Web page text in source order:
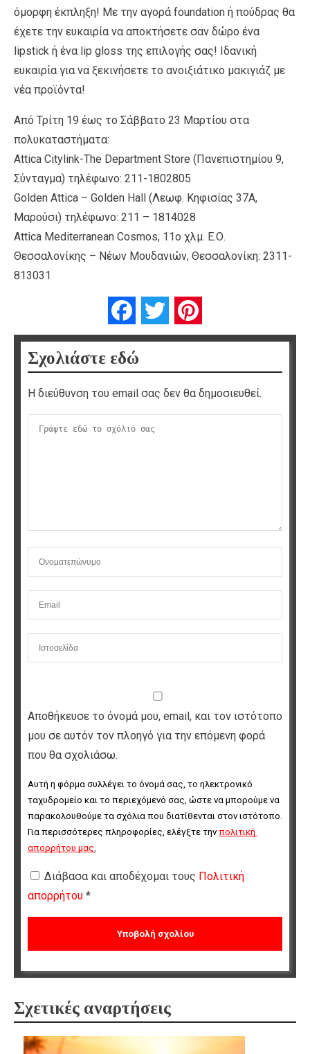
όμορφη έκπληξη! Mε την αγορά foundation ή πούδρας θα
έχετε την ευκαιρία να αποκτήσετε σαν δώρο ένα
lipstick ή ένα lip gloss της επιλογής σας! Ιδανική
ευκαιρία για να ξεκινήσετε το ανοιξιάτικο μακιγιάζ με
νέα προϊόντα!
Από Τρίτη 19 έως το Σάββατο 23 Μαρτίου στα
πολυκαταστήματα:
Attica Citylink-The Department Store (Πανεπιστημίου 9,
Σύνταγμα) τηλέφωνο: 211-1802805
Golden Attica – Golden Hall (Λεωφ. Κηφισίας 37Α,
Μαρούσι) τηλέφωνο: 211 – 1814028
Attica Mediterranean Cosmos, 11ο χλμ. Ε.Ο.
Θεσσαλονίκης – Νέων Μουδανιών, Θεσσαλονίκη: 2311-
813031
FacebookTwitter
Σχολιάστε εδώ
Η διεύθυνση του email σας δεν θα δημοσιευθεί.
Αποθήκευσε το όνομά μου, email, και τον ιστότοπο
μου σε αυτόν τον πλοηγό για την επόμενη φορά
που θα σχολιάσω.
Αυτή η φόρμα συλλέγει το όνομά σας, το ηλεκτρονικό
ταχυδρομείο και το περιεχόμενό σας, ώστε να μπορούμε να
παρακολουθούμε τα σχόλια που διατίθενται στον ιστότοπο.
Για περισσότερες πληροφορίες, ελέγξτε την πολιτική
απορρήτου μας
Διάβασα και αποδέχομαι τους Πολιτική
απορρήτου *
Σχετικές αναρτήσεις